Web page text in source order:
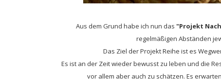
Aus dem Grund habe ich nun das "Projekt
regelmäßigen Abständen
Das Ziel der Projekt Reihe ist es
Es ist an der Zeit wieder bewusst zu leben und die
vor allem aber auch zu schätzen. Es